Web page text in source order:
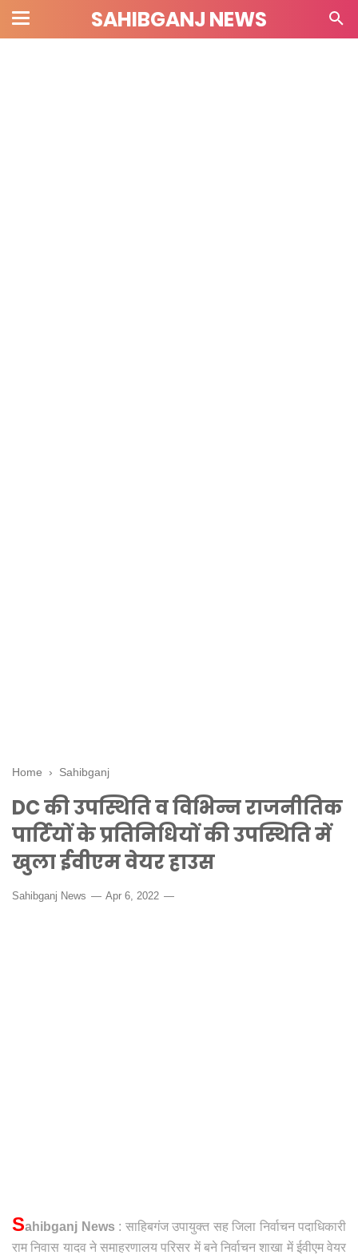
SAHIBGANJ NEWS
Home › Sahibganj
DC की उपस्थिति व विभिन्न राजनीतिक
पार्टियों के प्रतिनिधियों की उपस्थिति में
खुला ईवीएम वेयर हाउस
Sahibganj News Apr 6, 2022
Sahibganj News : साहिबगंज उपायुक्त सह जिला निर्वाचन पदाधिकारी
राम निवास यादव ने समाहरणालय परिसर में बने निर्वाचन शाखा में ईवीएम वेयर